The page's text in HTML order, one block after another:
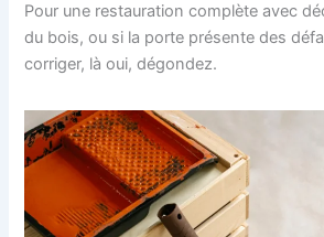
Pour une restauration complète avec
du bois, ou si la porte présente des
corriger, là oui, dégondez.